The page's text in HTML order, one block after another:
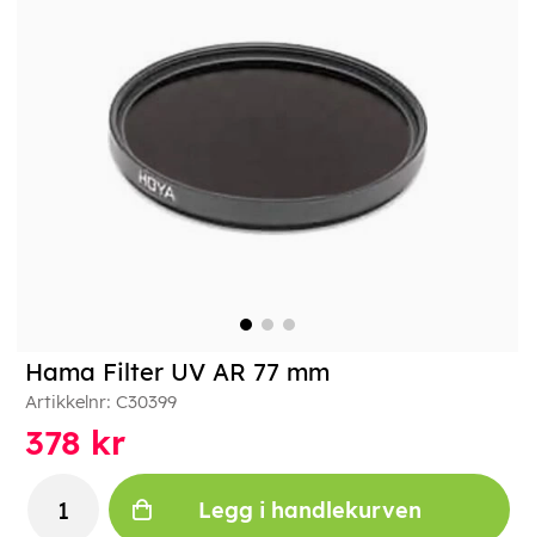
Hama Filter UV AR 77 mm
Artikkelnr: C30399
378 kr
Legg i handlekurven